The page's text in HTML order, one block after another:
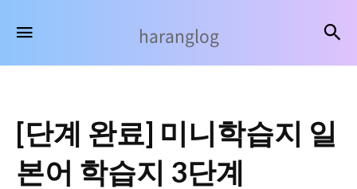
haranglog
[단계 완료] 미니학습지 일
본어 학습지 3단계